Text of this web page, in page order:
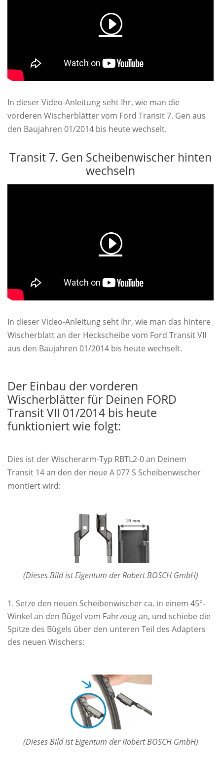
In dieser Video-Anleitung seht Ihr, wie man die
vorderen Wischerblätter vom Ford Transit 7. Gen aus
den Baujahren 01/2014 bis heute wechselt.
Transit 7. Gen Scheibenwischer hinten
wechseln
In dieser Video-Anleitung seht Ihr, wie man das hintere
Wischerblatt an der Heckscheibe vom Ford Transit VII
aus den Baujahren 01/2014 bis heute wechselt.
Der Einbau der vorderen
Wischerblätter für Deinen FORD
Transit VII 01/2014 bis heute
funktioniert wie folgt:
Dies ist der Wischerarm-Typ RBTL2-0 an Deinem
Transit 14 an den der neue A 077 S Scheibenwischer
montiert wird:
(Dieses Bild ist Eigentum der Robert BOSCH GmbH)
Setze den neuen Scheibenwischer ca. in einem 45°-
Winkel an den Bügel vom Fahrzeug an, und schiebe die
Spitze des Bügels über den unteren Teil des Adapters
des neuen Wischers:
(Dieses Bild ist Eigentum der Robert BOSCH GmbH)